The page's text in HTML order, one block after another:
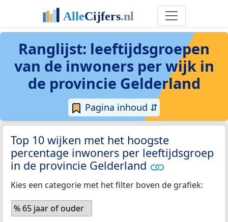
Ranglijst: leeftijdsgroepen
van de inwoners per wijk in
de provincie Gelderland
Pagina inhoud ⇵
Top 10 wijken met het hoogste
percentage inwoners per leeftijdsgroep
in de provincie Gelderland
Kies een categorie met het filter boven de grafiek:
% 65 jaar of ouder